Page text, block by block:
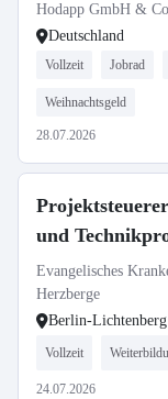
Hodapp GmbH &
Deutschland
Vollzeit Jobrad
Weihnachtsgeld
28.07.2026
und
Evangelisches
Herzberge
Berlin-Lichtenberg
Vollzeit
24.07.2026